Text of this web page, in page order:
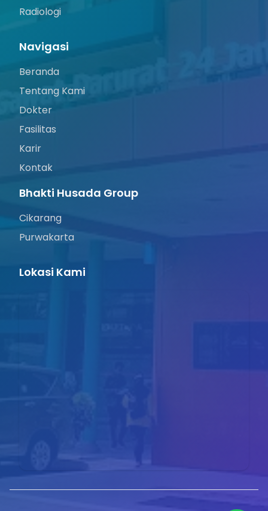
Radiologi
Navigasi
Beranda
Tentang Kami
Dokter
Fasilitas
Karir
Kontak
Bhakti Husada Group
Cikarang
Purwakarta
Lokasi Kami